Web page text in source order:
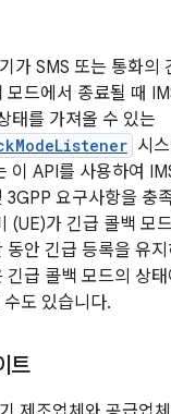
가 SMS 또는 통화의
모드에서 종료될 때
태를 가져올 수 있는
시
이 API를 사용하여
3GPP 요구사항을 충
(UE)가 긴급 콜백 모
동안 긴급 등록을 유
긴급 콜백 모드의 상
도 있습니다.
트